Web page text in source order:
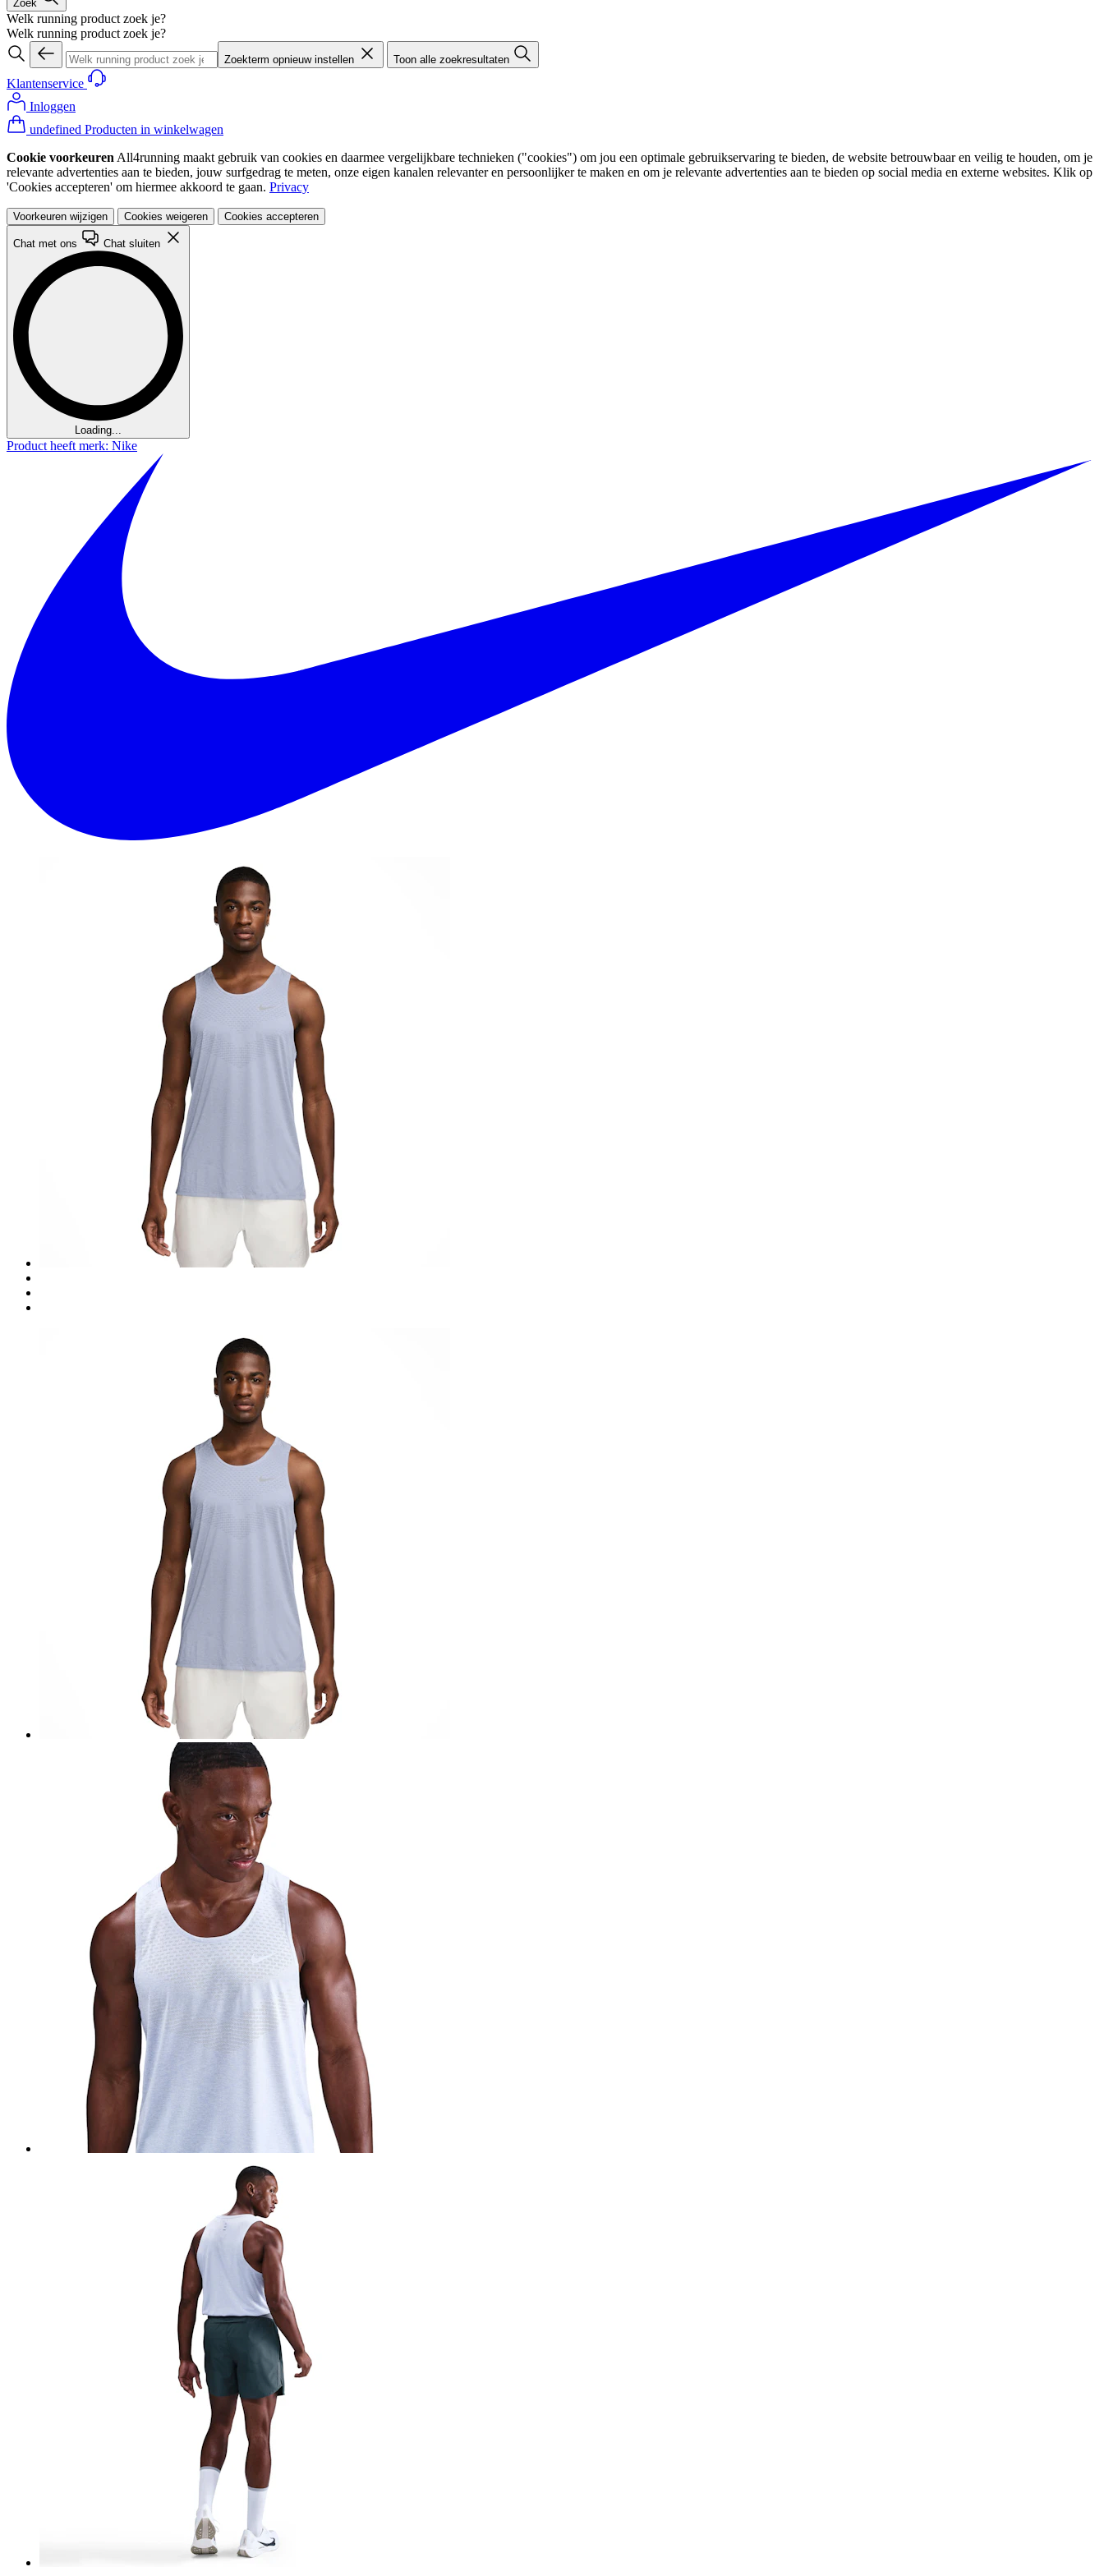
Zoek
Welk running product zoek je?
Welk running product zoek je?
Zoekterm opnieuw instellen Toon alle zoekresultaten
Klantenservice
Inloggen
undefined Producten in winkelwagen
Cookie voorkeuren All4running maakt gebruik van cookies en daarmee vergelijkbare technieken ("cookies") om jou een optimale gebruikservaring te bieden, de website betrouwbaar en veilig te houden, om je
relevante advertenties aan te bieden, jouw surfgedrag te meten, onze eigen kanalen relevanter en persoonlijker te maken en om je relevante advertenties aan te bieden op social media en externe websites. Klik op
'Cookies accepteren' om hiermee akkoord te gaan. Privacy
Voorkeuren wijzigen Cookies weigeren Cookies accepteren
Chat met ons Chat sluiten
Loading...
Product heeft merk: Nike